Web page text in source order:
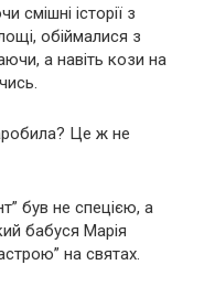
смішні історії з
обіймалися з
а навіть кози на
Це ж не
був не спецією, а
бабуся Марія
на святах.